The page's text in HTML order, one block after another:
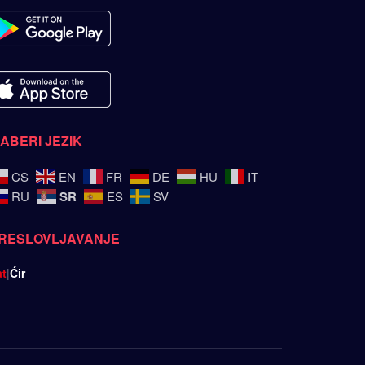
JEZIK
CS EN FR DE HU
IT
RU
SR ES SV
|Ćir